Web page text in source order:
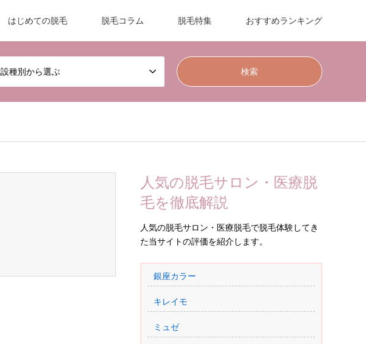
はじめての脱毛 脱毛コラム 脱毛特集 おすすめランキング
種別から選ぶ
人気の脱毛サロン・医療脱
毛を徹底解説
人気の脱毛サロン・医療脱毛で脱毛体験してき
た当サイトの評価を紹介します。
銀座カラー
キレイモ
ミュゼ